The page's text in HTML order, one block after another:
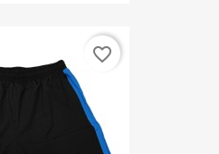
favorite_border